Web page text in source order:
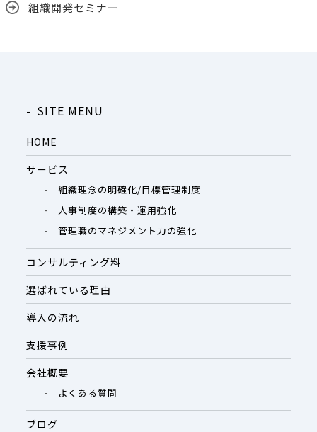
組織開発セミナー
SITE MENU
HOME
サービス
組織理念の明確化/目標管理制度
人事制度の構築・運用強化
管理職のマネジメント力の強化
コンサルティング料
選ばれている理由
導入の流れ
支援事例
会社概要
よくある質問
ブログ